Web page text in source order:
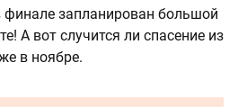
финале запланирован большой
А вот случится ли спасение из
в ноябре.